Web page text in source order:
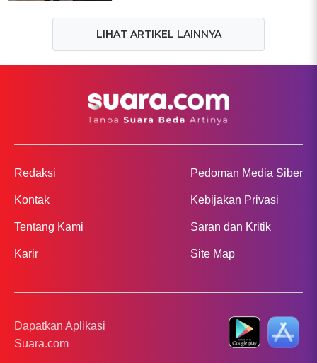
LIHAT ARTIKEL LAINNYA
Redaksi
Kontak
Tentang Kami
Karir
Pedoman Media Siber
Kebijakan Privasi
Saran dan Kritik
Site Map
Dapatkan Aplikasi
Suara.com